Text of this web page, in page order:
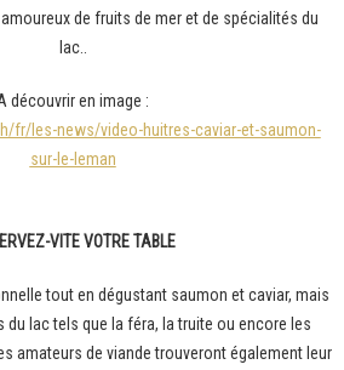
de fruits de mer et de spécialités du
lac..
découvrir en image :
fr/les-news/video-huitres-caviar-et-saumon-
sur-le-leman
VITE VOTRE TABLE
tout en dégustant saumon et caviar, mais
lac tels que la féra, la truite ou encore les
amateurs de viande trouveront également leur